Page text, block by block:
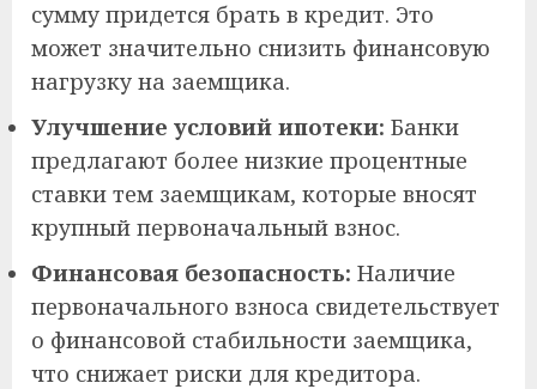
сумму придется брать в кредит. Это
может значительно снизить финансовую
нагрузку на заемщика.
Улучшение условий ипотеки: Банки
предлагают более низкие процентные
ставки тем заемщикам, которые вносят
крупный первоначальный взнос.
Финансовая безопасность: Наличие
первоначального взноса свидетельствует
о финансовой стабильности заемщика,
что снижает риски для кредитора.